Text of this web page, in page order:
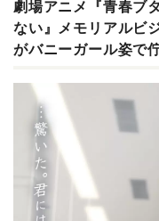
劇場アニメ『青春ブ
ない』メモリアルビ
がバニーガール姿で